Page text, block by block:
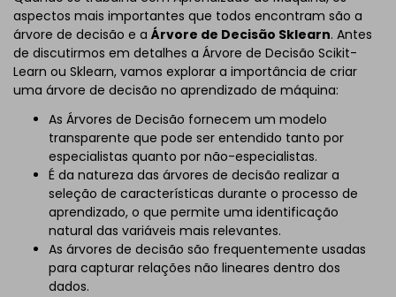
aspectos mais importantes que todos encontram são a
árvore de decisão e a Árvore de Decisão Sklearn. Antes
de discutirmos em detalhes a Árvore de Decisão Scikit-
Learn ou Sklearn, vamos explorar a importância de criar
uma árvore de decisão no aprendizado de máquina:
As Árvores de Decisão fornecem um modelo
transparente que pode ser entendido tanto por
especialistas quanto por não-especialistas.
É da natureza das árvores de decisão realizar a
seleção de características durante o processo de
aprendizado, o que permite uma identificação
natural das variáveis mais relevantes.
As árvores de decisão são frequentemente usadas
para capturar relações não lineares dentro dos
dados.